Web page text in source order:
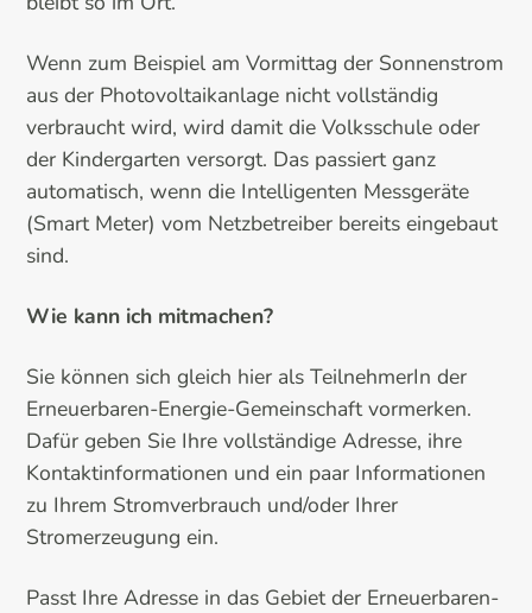
Wenn zum Beispiel am Vormittag der Sonnenstrom
aus der Photovoltaikanlage nicht vollständig
verbraucht wird, wird damit die Volksschule oder
der Kindergarten versorgt. Das passiert ganz
automatisch, wenn die Intelligenten Messgeräte
(Smart Meter) vom Netzbetreiber bereits eingebaut
sind.
Wie kann ich mitmachen?
Sie können sich gleich hier als TeilnehmerIn der
Erneuerbaren-Energie-Gemeinschaft vormerken.
Dafür geben Sie Ihre vollständige Adresse, ihre
Kontaktinformationen und ein paar Informationen
zu Ihrem Stromverbrauch und/oder Ihrer
Stromerzeugung ein.
Passt Ihre Adresse in das Gebiet der Erneuerbaren-